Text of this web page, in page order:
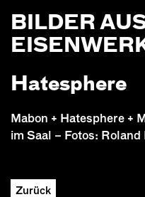
BILDER
Hatesphere
Mabon + Hatesphere
im Saal – Fotos: Roland
Zurück